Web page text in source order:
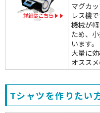
マグカ
レス機で
機械が
ため、
います。
大量に
オススメ
Tシャツを作りたい